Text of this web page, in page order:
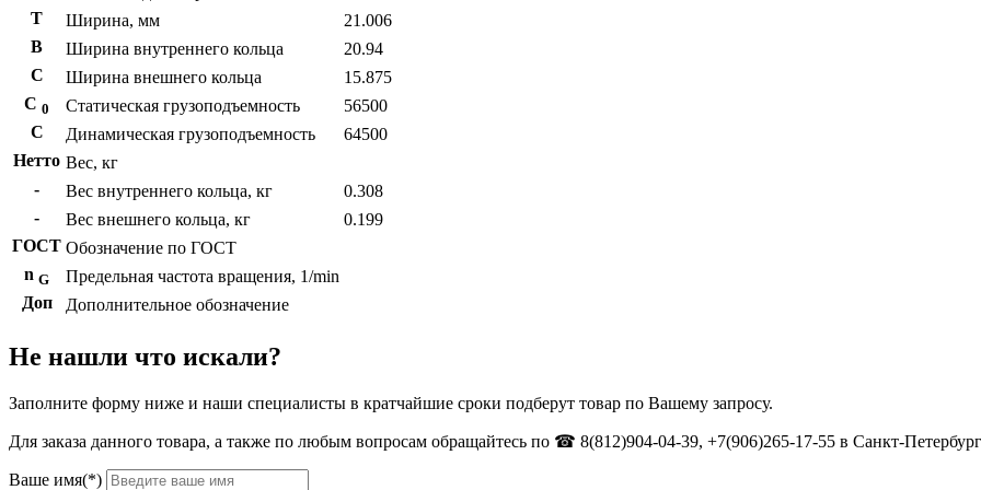
T
Ширина, мм
21.006
B
Ширина внутреннего кольца
20.94
С
Ширина внешнего кольца
15.875
С 0 Статическая грузоподъемность
56500
C
Динамическая грузоподъемность
64500
Нетто Вес, кг
-
Вес внутреннего кольца, кг
0.308
-
Вес внешнего кольца, кг
0.199
ГОСТ Обозначение по ГОСТ
n G
Предельная частота вращения, 1/min
Доп
Дополнительное обозначение
Не нашли что искали?
Заполните форму ниже и наши специалисты в кратчайшие сроки подберут товар по Вашему запросу.
Для заказа данного товара, а также по любым вопросам обращайтесь по ☎ 8(812)904-04-39, +7(906)265-17-55 в Санкт-
Ваше имя(*)